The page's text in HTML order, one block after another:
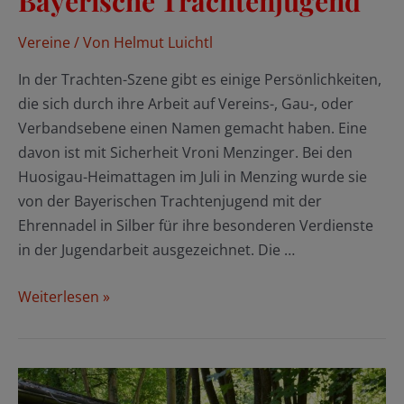
Vereine / Von Helmut Luichtl
In der Trachten-Szene gibt es einige Persönlichkeiten,
die sich durch ihre Arbeit auf Vereins-, Gau-, oder
Verbandsebene einen Namen gemacht haben. Eine
davon ist mit Sicherheit Vroni Menzinger. Bei den
Huosigau-Heimattagen im Juli in Menzing wurde sie
von der Bayerischen Trachtenjugend mit der
Ehrennadel in Silber für ihre besonderen Verdienste
in der Jugendarbeit ausgezeichnet. Die …
Auszeichnung
Menzinger
durch
Weiterlesen »